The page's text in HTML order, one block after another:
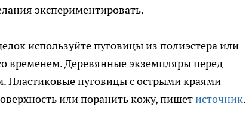
экспериментировать.
используйте пуговицы из полиэстера или
временем. Деревянные экземпляры перед
Пластиковые пуговицы с острыми краями
или поранить кожу, пишетисточник.